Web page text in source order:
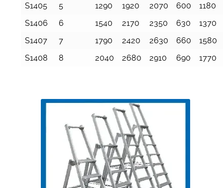
S1405
5 1290 1920 2070 600
1180
S1406
6 1540 2170 2350 630
1370
S1407
7 1790 2420 2630 660
1580
S1408
8 2040 2680 2910 690 1770